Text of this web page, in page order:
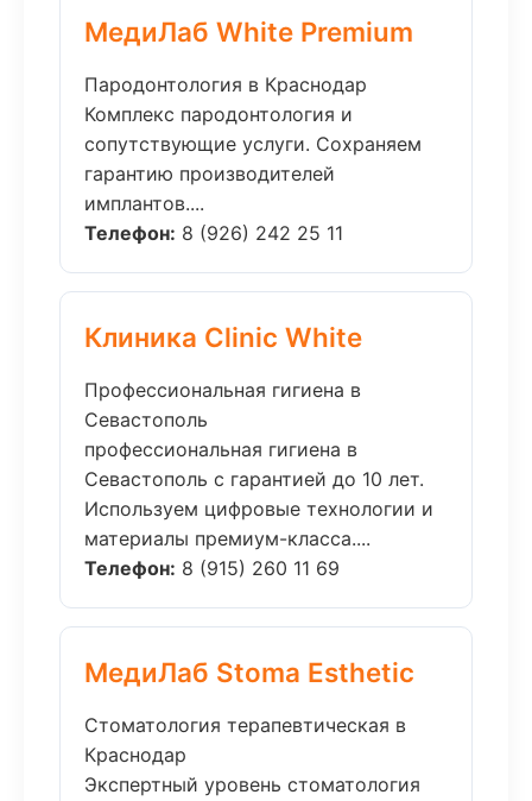
МедиЛаб White Premium
Пародонтология в Краснодар
Комплекс пародонтология и
сопутствующие услуги. Сохраняем
гарантию производителей
имплантов....
Телефон: 8 (926) 242 25 11
Клиника Clinic White
Профессиональная гигиена в
Севастополь
профессиональная гигиена в
Севастополь с гарантией до 10 лет.
Используем цифровые технологии и
материалы премиум-класса....
Телефон: 8 (915) 260 11 69
МедиЛаб Stoma Esthetic
Стоматология терапевтическая в
Краснодар
Экспертный уровень стоматология